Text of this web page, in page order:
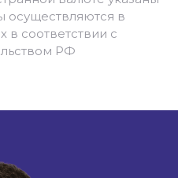
осуществляются в
в соответствии с
РФ